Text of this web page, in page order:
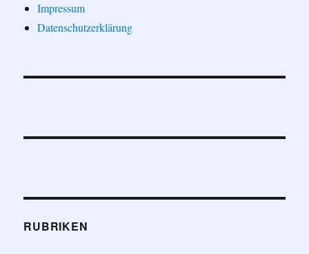
Impressum
Datenschutzerklärung
RUBRIKEN